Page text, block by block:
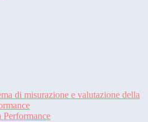
di misurazione e valutazione della
Performance